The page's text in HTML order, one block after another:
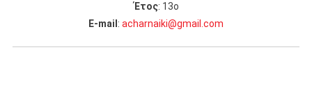
Έτος: 13ο
Ε-mail : acharnaiki@gmail.com